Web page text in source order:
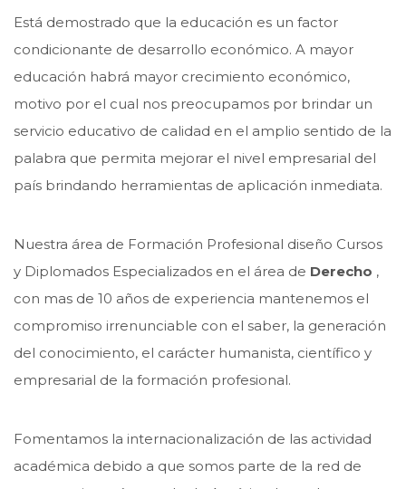
Está demostrado que la educación es un factor
condicionante de desarrollo económico. A mayor
educación habrá mayor crecimiento económico,
motivo por el cual nos preocupamos por brindar un
servicio educativo de calidad en el amplio sentido de la
palabra que permita mejorar el nivel empresarial del
país brindando herramientas de aplicación inmediata.
Nuestra área de Formación Profesional diseño Cursos
y Diplomados Especializados en el área de Derecho ,
con mas de 10 años de experiencia mantenemos el
compromiso irrenunciable con el saber, la generación
del conocimiento, el carácter humanista, científico y
empresarial de la formación profesional.
Fomentamos la internacionalización de las actividad
académica debido a que somos parte de la red de